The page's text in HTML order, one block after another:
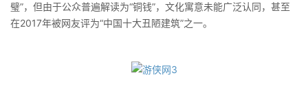
璧”，但由于公众普遍解读为“铜钱”，文化寓意未能广泛认同，甚至
在2017年被网友评为“中国十大丑陋建筑”之一。